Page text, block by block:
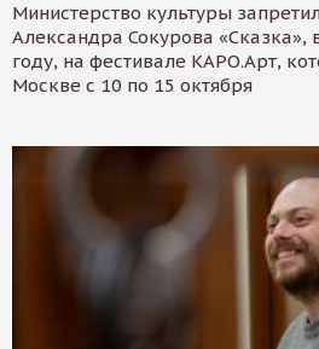
Министерство культуры
Александра Сокурова
году, на фестивале КАРО.Арт,
Москве с 10 по 15 октября